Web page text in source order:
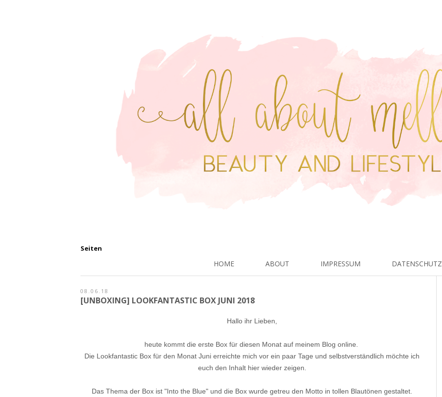
Seiten
HOME ABOUT IMPRESSUM DATENSCHUTZ
08.06.18
[UNBOXING] LOOKFANTASTIC BOX JUNI 2018
Hallo ihr Lieben,
heute kommt die erste Box für diesen Monat auf meinem Blog online.
Die Lookfantastic Box für den Monat Juni erreichte mich vor ein paar Tage und selbstverständlich möchte ich
euch den Inhalt hier wieder zeigen.
Das Thema der Box ist "Into the Blue" und die Box wurde getreu den Motto in tollen Blautönen gestaltet.